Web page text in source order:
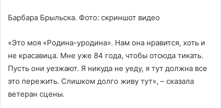
Барбара Брыльска. Фото: скриншот видео
«Это моя «Родина-уродина». Нам она нравится, хоть и
не красавица. Мне уже 84 года, чтобы отсюда тикать.
Пусть они уезжают. Я никуда не уеду, я тут должна все
это пережить. Слишком долго живу тут», – сказала
ветеран сцены.